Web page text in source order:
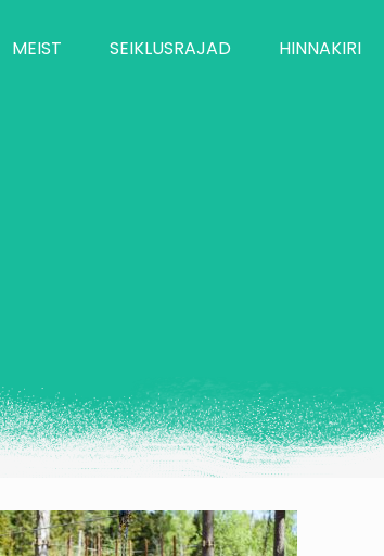
MEIST SEIKLUSRAJAD HINNAKIRI